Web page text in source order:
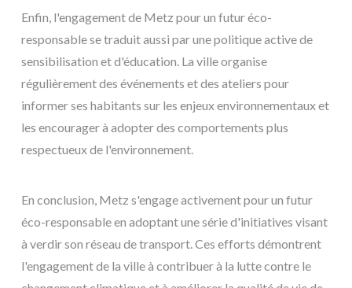
Enfin, l'engagement de Metz pour un futur éco-
responsable se traduit aussi par une politique active de
sensibilisation et d'éducation. La ville organise
régulièrement des événements et des ateliers pour
informer ses habitants sur les enjeux environnementaux et
les encourager à adopter des comportements plus
respectueux de l'environnement.
En conclusion, Metz s'engage activement pour un futur
éco-responsable en adoptant une série d'initiatives visant
à verdir son réseau de transport. Ces efforts démontrent
l'engagement de la ville à contribuer à la lutte contre le